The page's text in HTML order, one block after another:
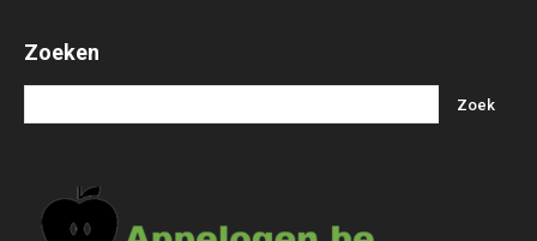
Zoeken